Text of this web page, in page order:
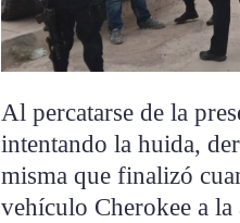
Al percatarse de la
intentando la huida,
misma que finalizó
vehículo Cherokee a